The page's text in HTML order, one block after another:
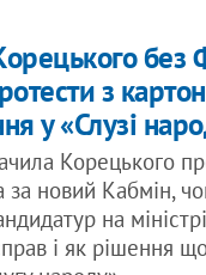
без
з
у «Слузі
Корецького
за новий Кабмін,
на
і як рішення